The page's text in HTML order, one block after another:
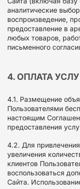
аналитические
воспроизведение,
предоставление в
любых товаров,
письменного
4. ОПЛАТА
4.1. Размещение
Пользователями
настоящим
предоставления
4.2. Для
увеличения
клиентов
воспользоваться
Сайта.